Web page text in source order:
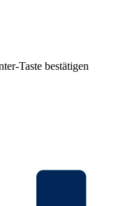
Taste bestätigen